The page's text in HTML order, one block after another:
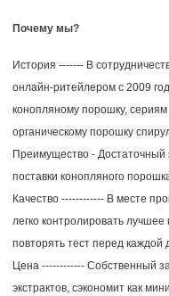
Почему мы?
История ------- В
онлайн-ритейлером с 2009
конопляному порошку, сериям
органическому порошку
Преимущество -
поставки конопляного
Качество ------------ В месте
легко контролировать лучшее
повторять тест перед каждой
Цена ------------ Собственный
экстрактов, сэкономит как